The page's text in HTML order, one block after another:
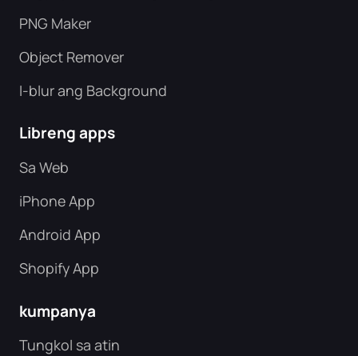
PNG Maker
Object Remover
I-blur ang Background
Libreng apps
Sa Web
iPhone App
Android App
Shopify App
kumpanya
Tungkol sa atin